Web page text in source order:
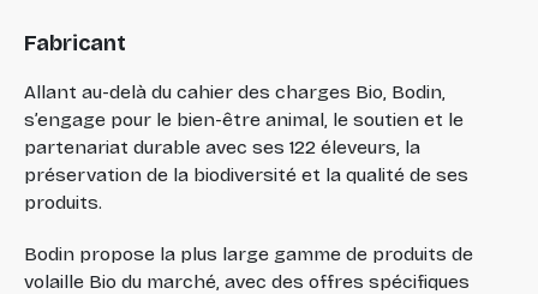
Fabricant
Allant au-delà du cahier des charges Bio, Bodin,
s’engage pour le bien-être animal, le soutien et le
partenariat durable avec ses 122 éleveurs, la
préservation de la biodiversité et la qualité de ses
produits.
Bodin propose la plus large gamme de produits de
volaille Bio du marché, avec des offres spécifiques